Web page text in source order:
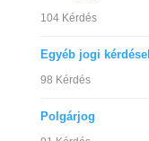
104 Kérdés
Egyéb jogi
98 Kérdés
Polgárjog